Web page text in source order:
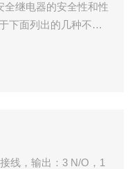
全继电器的安全性和性
下面列出的几种不同
线，输出：3 N/O，1